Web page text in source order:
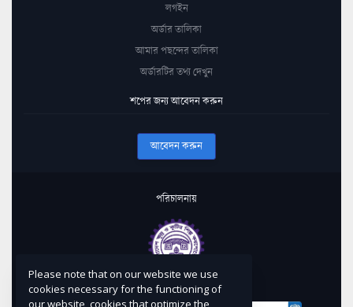
লগইন
অর্ডার তালিকা
আমার পছন্দের তালিকা
অর্ডারটির তথ্য দেখুন
শপের জন্য আবেদন করুন
আবেদন করুন
পরিচালনায়
কারিগরি সহায়তায়
Please note that on our website we use
cookies necessary for the functioning of
our website, cookies that optimize the